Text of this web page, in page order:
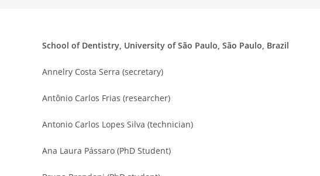
School of Dentistry, University of São Paulo, São Paulo, Brazil
Annelry Costa Serra (secretary)
Antônio Carlos Frias (researcher)
Antonio Carlos Lopes Silva (technician)
Ana Laura Pássaro (PhD Student)